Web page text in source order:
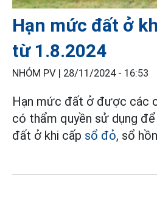
Hạn mức đất ở
từ 1.8.2024
NHÓM PV | 28/11/2024 - 16:53
Hạn mức đất ở được các
có thẩm quyền sử dụng
đất ở khi cấp sổ đỏ, sổ